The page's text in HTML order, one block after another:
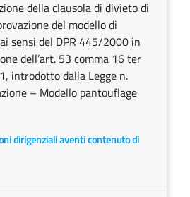
della clausola di divieto di
del modello di
sensi del DPR 445/2000 in
dell’art. 53 comma 16 ter
introdotto dalla Legge n.
– Modello pantouflage
dirigenziali aventi contenuto di